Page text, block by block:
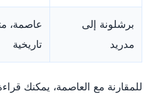
برشلونة إلى
مدريد
عاصمة،
تاريخية
للمقارنة مع العاصمة، يمكنك